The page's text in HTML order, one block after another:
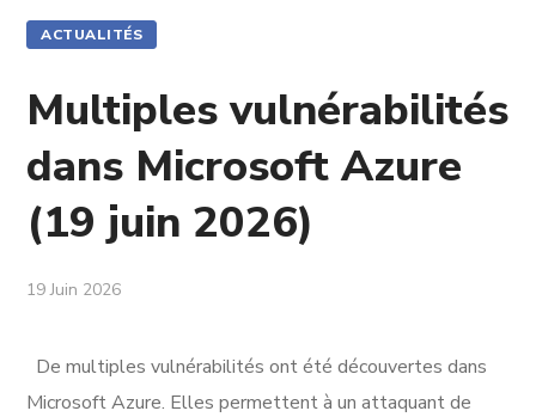
ACTUALITÉS
Multiples vulnérabilités
dans Microsoft Azure
(19 juin 2026)
19 Juin 2026
De multiples vulnérabilités ont été découvertes dans
Microsoft Azure. Elles permettent à un attaquant de